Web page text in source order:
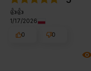
👍️👍️
1/17/2026
0
0